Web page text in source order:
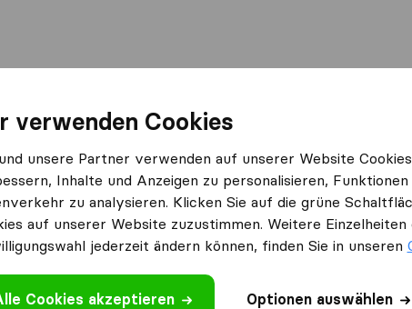
bewerten
verwenden Cookies
unsere Partner verwenden auf unserer Website
Inhalte und Anzeigen zu personalisieren,
zu analysieren. Klicken Sie auf die grüne
auf unserer Website zuzustimmen. Weitere
jederzeit ändern können, finden Sie in unseren
Cookies akzeptieren Optionen auswählen